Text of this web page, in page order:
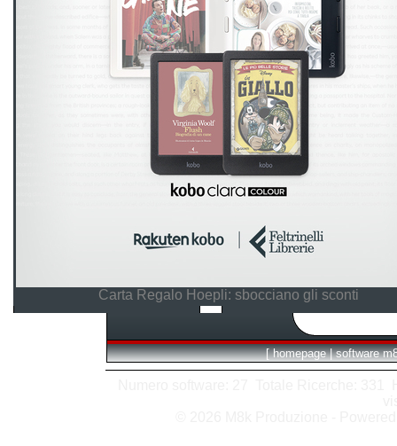
Carta Regalo Hoepli: sbocciano gli sconti
[ homepage | software